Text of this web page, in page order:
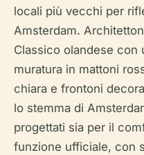
locali più vecchi per
Amsterdam.
Classico olandese con
muratura in mattoni
chiara e frontoni
lo stemma di
progettati sia per il
funzione ufficiale, con